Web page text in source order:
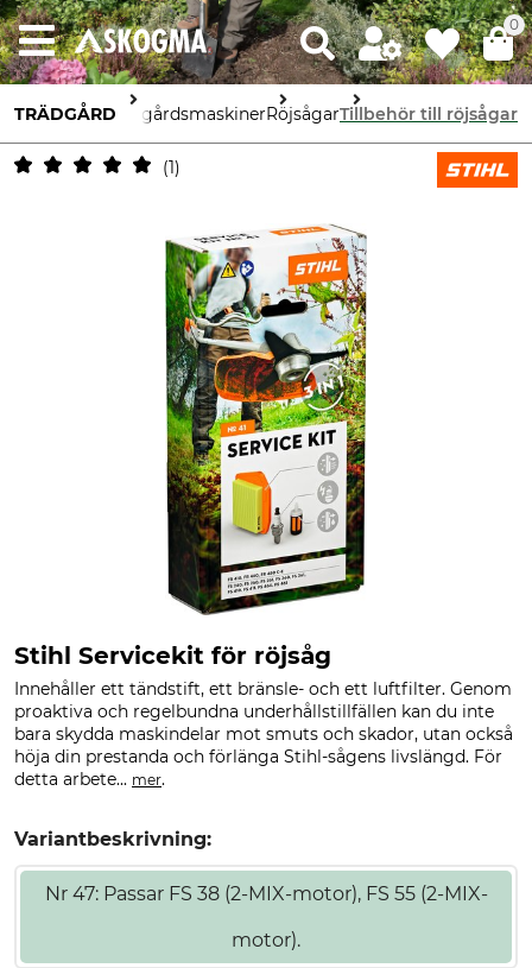
0
TRÄDGÅRDTrädgårdsmaskinerRöjsågarTillbehör till röjsågar
1
Stihl Servicekit för röjsåg
Innehåller ett tändstift, ett bränsle- och ett luftfilter. Genom
proaktiva och regelbundna underhållstillfällen kan du inte
bara skydda maskindelar mot smuts och skador, utan också
höja din prestanda och förlänga Stihl-sågens livslängd. För
detta arbete... mer.
Variantbeskrivning:
Nr 47: Passar FS 38 (2-MIX-motor), FS 55 (2-MIX-
motor).